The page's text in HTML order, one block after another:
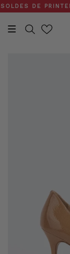
Skip
to
content
DE
Recherche